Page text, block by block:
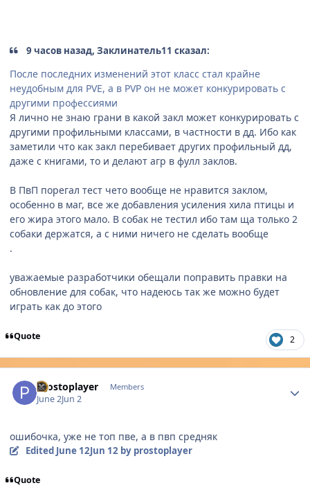
9 часов назад, Заклинатель11 сказал:
После последних изменений этот класс стал крайне
неудобным для PVE, а в PVP он не может конкурировать с
другими профессиями
Я лично не знаю грани в какой закл может конкурировать с
другими профильными классами, в частности в дд. Ибо как
заметили что как закл перебивает других профильный дд,
даже с книгами, то и делают агр в фулл заклов.
В ПвП порегал тест чето вообще не нравится заклом,
особенно в маг, все же добавления усиления хила птицы и
его жира этого мало. В собак не тестил ибо там ща только 2
собаки держатся, а с ними ничего не сделать вообще
.
уважаемые разработчики обещали поправить правки на
обновление для собак, что надеюсь так же можно будет
играть как до этого
Quote 2
prostoplayer Members
June 2Jun 2
ошибочка, уже не топ пве, а в пвп средняк
Edited June 12Jun 12by prostoplayer
Quote